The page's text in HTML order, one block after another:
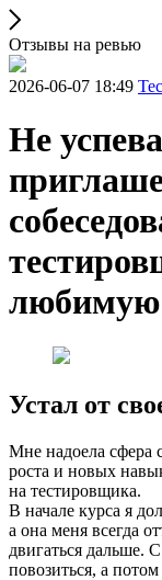
Отзывы на ревью
2026-06-07 18:49
Не
любимую
Устал от
Мне надоела сфера
роста и новых
на тестировщика.
В начале курса я
а она меня всегда
двигаться дальше.
повозиться, а